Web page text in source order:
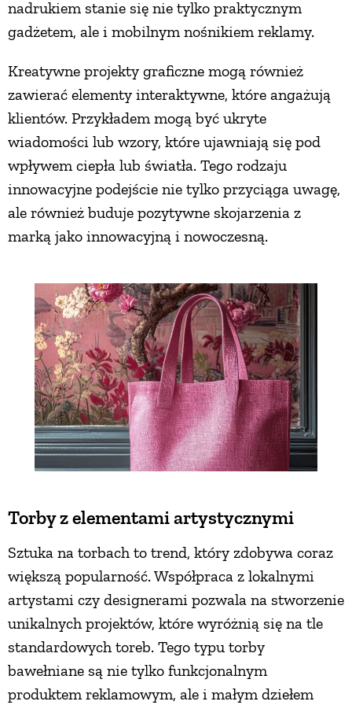
nadrukiem stanie się nie tylko praktycznym
gadżetem, ale i mobilnym nośnikiem reklamy.
Kreatywne projekty graficzne mogą również
zawierać elementy interaktywne, które angażują
klientów. Przykładem mogą być ukryte
wiadomości lub wzory, które ujawniają się pod
wpływem ciepła lub światła. Tego rodzaju
innowacyjne podejście nie tylko przyciąga uwagę,
ale również buduje pozytywne skojarzenia z
marką jako innowacyjną i nowoczesną.
Torby z elementami artystycznymi
Sztuka na torbach to trend, który zdobywa coraz
większą popularność. Współpraca z lokalnymi
artystami czy designerami pozwala na stworzenie
unikalnych projektów, które wyróżnią się na tle
standardowych toreb. Tego typu torby
bawełniane są nie tylko funkcjonalnym
produktem reklamowym, ale i małym dziełem